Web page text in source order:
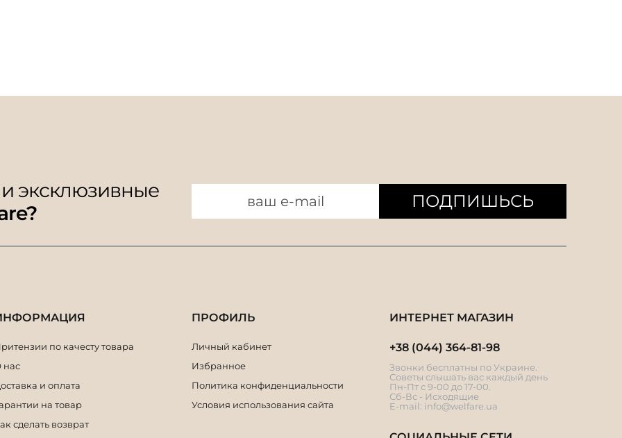
эксклюзивные
ПОДПИШЬСЬ
по качесту товара
нас
и оплата
на товар
сделать возврат
ПРОФИЛЬ
Личный кабинет
Избранное
Политика конфиденциальности
Условия использования сайта
ИНТЕРНЕТ МАГАЗИН
+38 (044) 364-81-98
Звонки бесплатны по Украине.
Советы слышать вас каждый день
Пн-Пт с 9-00 до 17-00.
Сб-Вс - Исходящие
E-mail: info@welfare.ua